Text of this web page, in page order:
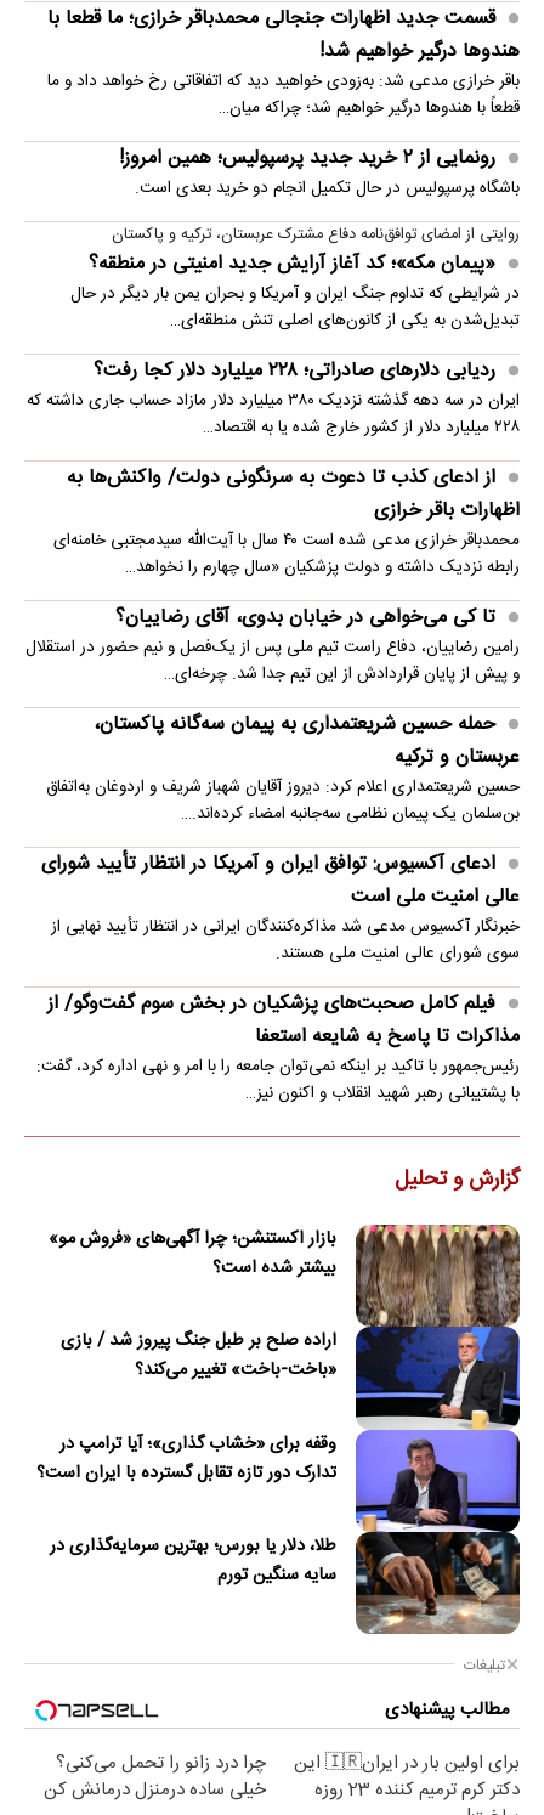
قسمت جدید اظهارات جنجالی محمدباقر خرازی؛ ما قطعا با
هندوها درگیر خواهیم شد!
باقر خرازی مدعی شد: به‌زودی خواهید دید که اتفاقاتی رخ خواهد داد و ما
قطعاً با هندوها درگیر خواهیم شد؛ چراکه میان…
رونمایی از ۲ خرید جدید پرسپولیس؛ همین امروز!
باشگاه پرسپولیس در حال تکمیل انجام دو خرید بعدی است.
روایتی از امضای توافق‌نامه دفاع مشترک عربستان، ترکیه و پاکستان
«پیمان مکه»؛ کد آغاز آرایش جدید امنیتی در منطقه؟
در شرایطی که تداوم جنگ ایران و آمریکا و بحران یمن بار دیگر در حال
تبدیل‌شدن به یکی از کانون‌های اصلی تنش منطقه‌ای…
ردیابی دلارهای صادراتی؛ ۲۲۸ میلیارد دلار کجا رفت؟
ایران در سه دهه گذشته نزدیک ۳۸۰ میلیارد دلار مازاد حساب جاری داشته که
۲۲۸ میلیارد دلار از کشور خارج شده یا به اقتصاد…
از ادعای کذب تا دعوت به سرنگونی دولت/ واکنش‌ها به
اظهارات باقر خرازی‌
محمدباقر خرازی مدعی شده است ۴۰ سال با آیت‌الله سیدمجتبی خامنه‌ای
رابطه نزدیک داشته و دولت پزشکیان «سال چهارم را نخواهد…
تا کی می‌خواهی در خیابان بدوی، آقای رضاییان؟
رامین رضاییان، دفاع راست تیم ملی پس از یک‌فصل و نیم حضور در استقلال
و پیش از پایان قراردادش از این تیم جدا شد. چرخه‌ای…
حمله حسین شریعتمداری به پیمان سه‌گانه پاکستان،
عربستان و ترکیه
حسین شریعتمداری اعلام کرد: دیروز آقایان شهباز شریف و اردوغان به‌اتفاق
بن‌سلمان یک پیمان نظامی سه‌جانبه امضاء کرده‌اند.…
ادعای آکسیوس: توافق ایران و آمریکا در انتظار تأیید شورای
عالی امنیت ملی است
خبرنگار آکسیوس مدعی شد مذاکره‌کنندگان ایرانی در انتظار تأیید نهایی از
سوی شورای عالی امنیت ملی هستند.
فیلم کامل صحبت‌های پزشکیان در بخش سوم گفت‌وگو/ از
مذاکرات تا پاسخ به شایعه استعفا
رئیس‌جمهور با تاکید بر اینکه نمی‌توان جامعه را با امر و نهی اداره کرد، گفت:
با پشتیبانی رهبر شهید انقلاب و اکنون نیز…
گزارش و تحلیل
بازار اکستنشن؛ چرا آگهی‌های «فروش مو»
بیشتر شده است؟
اراده صلح بر طبل جنگ پیروز شد / بازی
«باخت-باخت» تغییر می‌کند؟
وقفه برای «خشاب گذاری»؛ آیا ترامپ در
تدارک دور تازه تقابل گسترده با ایران است؟
طلا، دلار یا بورس؛ بهترین سرمایه‌گذاری در
سایه سنگین تورم
تبلیغات
مطالب پیشنهادی
برای اولین بار در ایران🇮🇷 این
دکتر کرم ترمیم کننده 23 روزه
چرا درد زانو را تحمل می‌کنی؟
خیلی ساده درمنزل درمانش کن